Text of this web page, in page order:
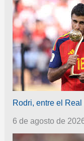
Rodri, entre el
6 de agosto de